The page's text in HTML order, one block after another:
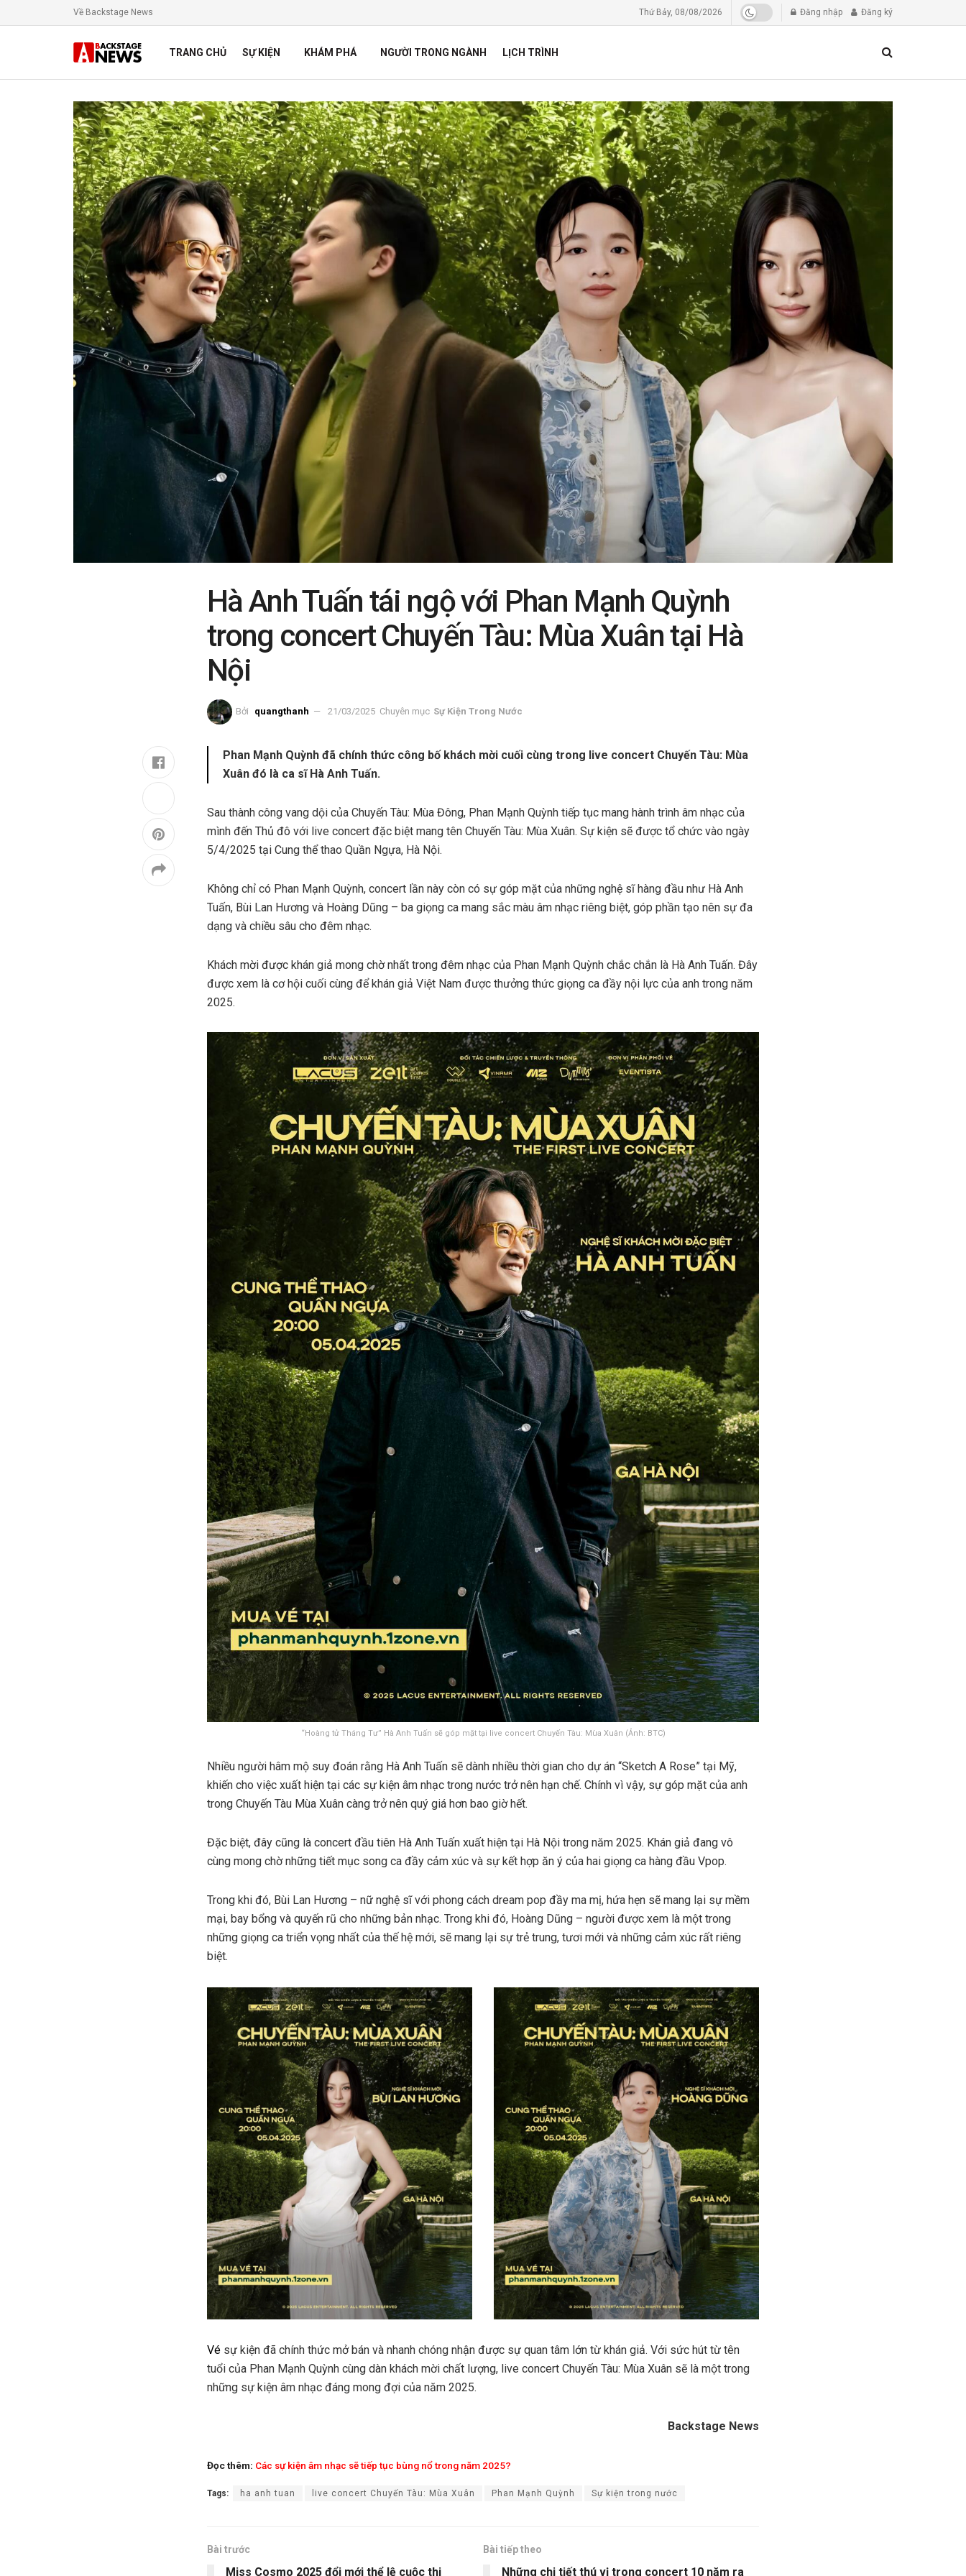
Về Backstage News Thứ Bảy, 08/08/2026 Đăng nhập Đăng ký
TRANG CHỦ SỰ KIỆN KHÁM PHÁ NGƯỜI TRONG NGÀNH LỊCH TRÌNH
Hà Anh Tuấn tái ngộ với Phan Mạnh Quỳnh
trong concert Chuyến Tàu: Mùa Xuân tại Hà
Nội
Bởi quangthanh 21/03/2025 Chuyên mục Sự Kiện Trong Nước
Phan Mạnh Quỳnh đã chính thức công bố khách mời cuối cùng trong live concert Chuyến Tàu: Mùa
Xuân đó là ca sĩ Hà Anh Tuấn.
Sau thành công vang dội của Chuyến Tàu: Mùa Đông, Phan Mạnh Quỳnh tiếp tục mang hành trình âm nhạc của
mình đến Thủ đô với live concert đặc biệt mang tên Chuyến Tàu: Mùa Xuân. Sự kiện sẽ được tổ chức vào ngày
5/4/2025 tại Cung thể thao Quần Ngựa, Hà Nội.
Không chỉ có Phan Mạnh Quỳnh, concert lần này còn có sự góp mặt của những nghệ sĩ hàng đầu như Hà Anh
Tuấn, Bùi Lan Hương và Hoàng Dũng – ba giọng ca mang sắc màu âm nhạc riêng biệt, góp phần tạo nên sự đa
dạng và chiều sâu cho đêm nhạc.
Khách mời được khán giả mong chờ nhất trong đêm nhạc của Phan Mạnh Quỳnh chắc chắn là Hà Anh Tuấn. Đây
được xem là cơ hội cuối cùng để khán giả Việt Nam được thưởng thức giọng ca đầy nội lực của anh trong năm
2025.
“Hoàng tử Tháng Tư” Hà Anh Tuấn sẽ góp mặt tại live concert Chuyến Tàu: Mùa Xuân (Ảnh: BTC)
Nhiều người hâm mộ suy đoán rằng Hà Anh Tuấn sẽ dành nhiều thời gian cho dự án “Sketch A Rose” tại Mỹ,
khiến cho việc xuất hiện tại các sự kiện âm nhạc trong nước trở nên hạn chế. Chính vì vậy, sự góp mặt của anh
trong Chuyến Tàu Mùa Xuân càng trở nên quý giá hơn bao giờ hết.
Đặc biệt, đây cũng là concert đầu tiên Hà Anh Tuấn xuất hiện tại Hà Nội trong năm 2025. Khán giả đang vô
cùng mong chờ những tiết mục song ca đầy cảm xúc và sự kết hợp ăn ý của hai giọng ca hàng đầu Vpop.
Trong khi đó, Bùi Lan Hương – nữ nghệ sĩ với phong cách dream pop đầy ma mị, hứa hẹn sẽ mang lại sự mềm
mại, bay bổng và quyến rũ cho những bản nhạc. Trong khi đó, Hoàng Dũng – người được xem là một trong
những giọng ca triển vọng nhất của thế hệ mới, sẽ mang lại sự trẻ trung, tươi mới và những cảm xúc rất riêng
biệt.
Vé sự kiện đã chính thức mở bán và nhanh chóng nhận được sự quan tâm lớn từ khán giả. Với sức hút từ tên
tuổi của Phan Mạnh Quỳnh cùng dàn khách mời chất lượng, live concert Chuyến Tàu: Mùa Xuân sẽ là một trong
những sự kiện âm nhạc đáng mong đợi của năm 2025.
Backstage News
Đọc thêm: Các sự kiện âm nhạc sẽ tiếp tục bùng nổ trong năm 2025?
Tags: ha anh tuan live concert Chuyến Tàu: Mùa Xuân Phan Mạnh Quỳnh Sự kiện trong nước
Bài trước
Miss Cosmo 2025 đổi mới thể lệ cuộc thi
Bài tiếp theo
Những chi tiết thú vị trong concert 10 năm ra